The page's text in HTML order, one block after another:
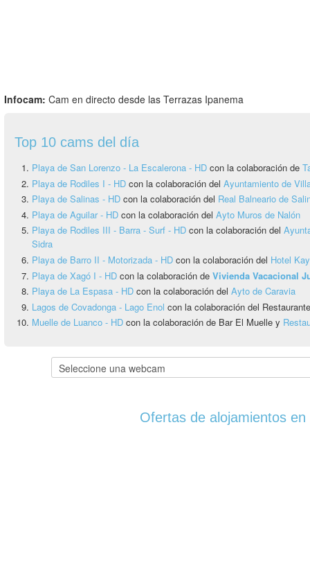
Infocam: Cam en directo desde las Terrazas Ipanema
Top 10 cams del día
Playa de San Lorenzo - La Escalerona - HD con la colaboración de
Playa de Rodiles I - HD con la colaboración del Ayuntamiento de
Playa de Salinas - HD con la colaboración del Real Balneario de
Playa de Aguilar - HD con la colaboración del Ayto Muros de Nalón
Playa de Rodiles III - Barra - Surf - HD con la colaboración del
Sidra
Playa de Barro II - Motorizada - HD con la colaboración del Hotel
Playa de Xagó I - HD con la colaboración de Vivienda Vacacional
Playa de La Espasa - HD con la colaboración del Ayto de Caravia
Lagos de Covadonga - Lago Enol con la colaboración del
Muelle de Luanco - HD con la colaboración de Bar El Muelle y
Ofertas de alojamientos en